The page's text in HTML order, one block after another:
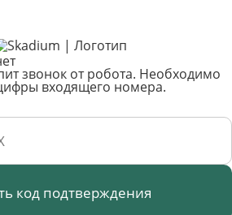
звонок от робота. Необходимо
входящего номера.
код подтверждения